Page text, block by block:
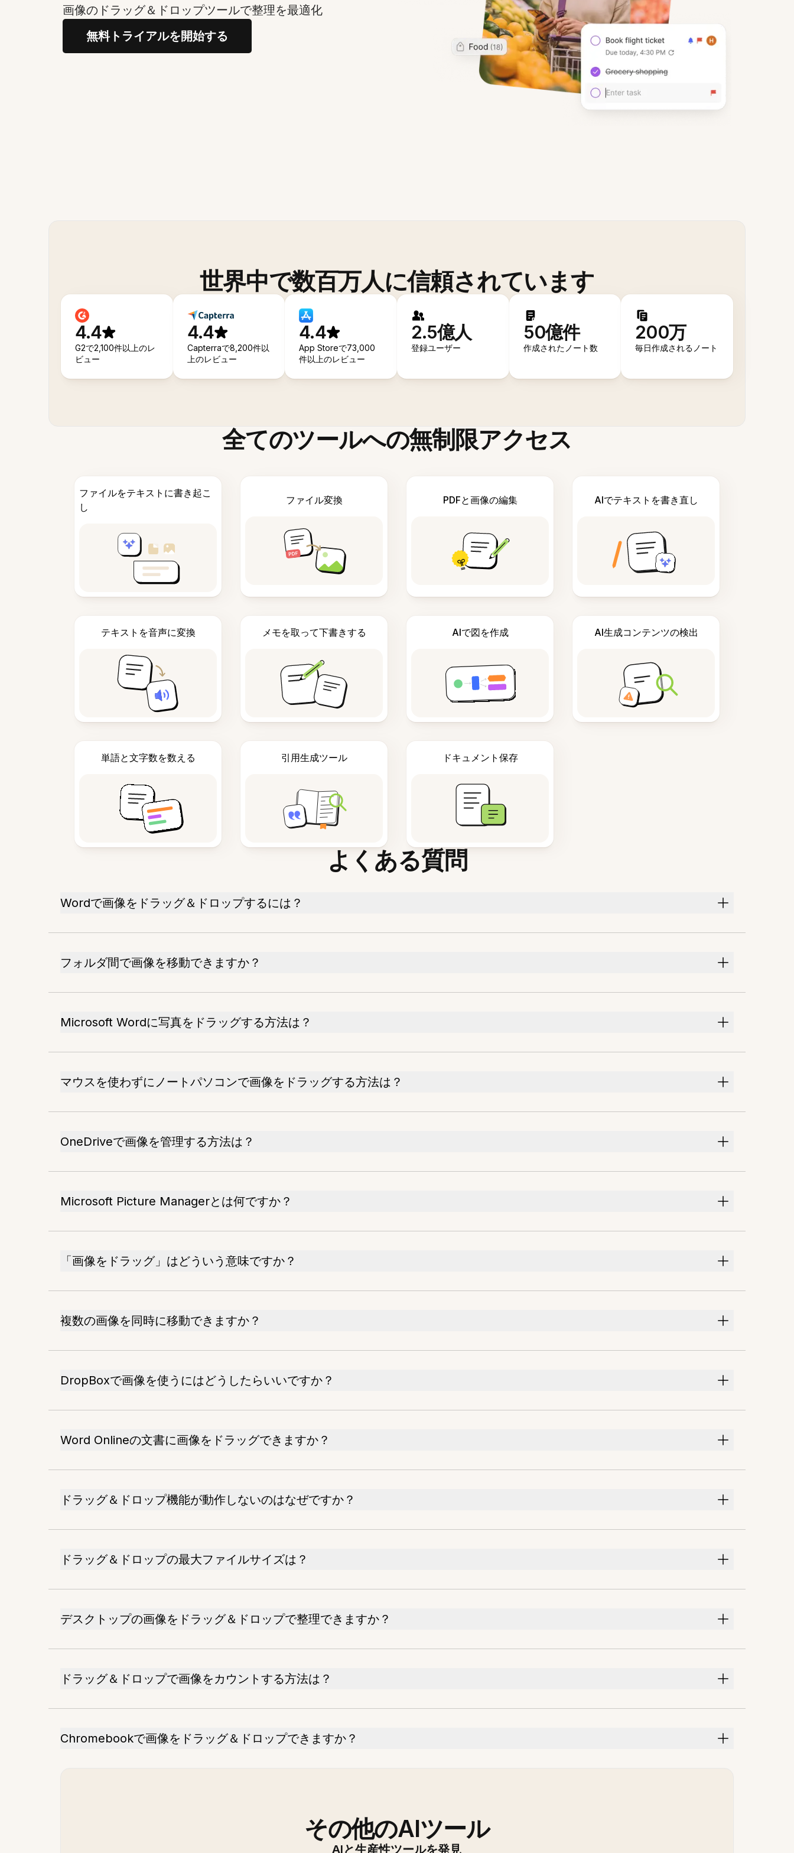
画像のドラッグ＆ドロップツールで整理を最適化
無料トライアルを開始する
世界中で数百万人に信頼されています
4.4
G2で2,100件以上のレ
ビュー
4.4
Capterraで8,200件以
上のレビュー
4.4
App Storeで73,000
件以上のレビュー
2.5億人
登録ユーザー
50億件
作成されたノート数
200万
毎日作成されるノート
全てのツールへの無制限アクセス
ファイルをテキストに書き起こ
し
ファイル変換 PDFと画像の編集 AIでテキストを書き直し
テキストを音声に変換 メモを取って下書きする AIで図を作成 AI生成コンテンツの検出
単語と文字数を数える 引用生成ツール ドキュメント保存
よくある質問
Wordで画像をドラッグ＆ドロップするには？
フォルダ間で画像を移動できますか？
Microsoft Wordに写真をドラッグする方法は？
マウスを使わずにノートパソコンで画像をドラッグする方法は？
OneDriveで画像を管理する方法は？
Microsoft Picture Managerとは何ですか？
「画像をドラッグ」はどういう意味ですか？
複数の画像を同時に移動できますか？
DropBoxで画像を使うにはどうしたらいいですか？
Word Onlineの文書に画像をドラッグできますか？
ドラッグ＆ドロップ機能が動作しないのはなぜですか？
ドラッグ＆ドロップの最大ファイルサイズは？
デスクトップの画像をドラッグ＆ドロップで整理できますか？
ドラッグ＆ドロップで画像をカウントする方法は？
Chromebookで画像をドラッグ＆ドロップできますか？
その他のAIツール
AIと生産性ツールを発見